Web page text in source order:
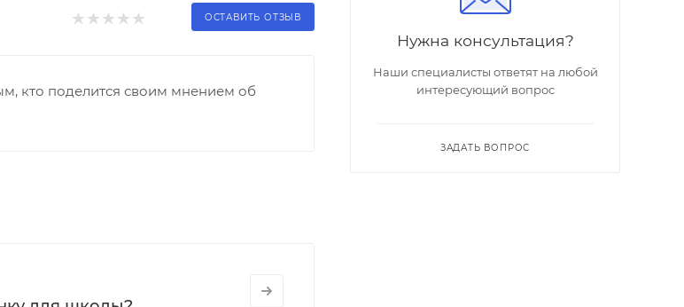
ОСТАВИТЬ ОТЗЫВ
кто поделится своим мнением об
Нужна консультация?
Наши специалисты ответят на любой
интересующий вопрос
ЗАДАТЬ ВОПРОС